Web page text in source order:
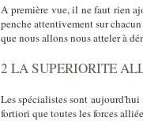
A première vue, il ne faut rien
penche attentivement sur
que nous allons nous atteler à
2 LA SUPERIORITE
Les spécialistes sont aujourd'hui
fortiori que toutes les forces